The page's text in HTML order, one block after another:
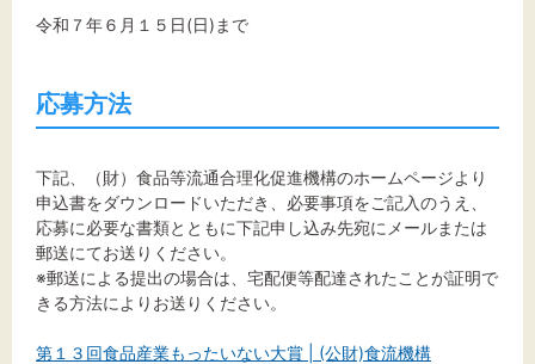
令和７年６月１５日(日)まで
応募方法
下記、（財）食品等流通合理化促進機構のホームページより
申込書をダウンロードいただき、必要事項をご記入のうえ、
応募に必要な書類とともに下記申し込み先宛にメールまたは
郵送にてお送りください。
※郵送による提出の場合は、宅配便等配達されたことが証明で
きる方法によりお送りください。
第１３回食品産業もったいない大賞 | (公財)食流機構